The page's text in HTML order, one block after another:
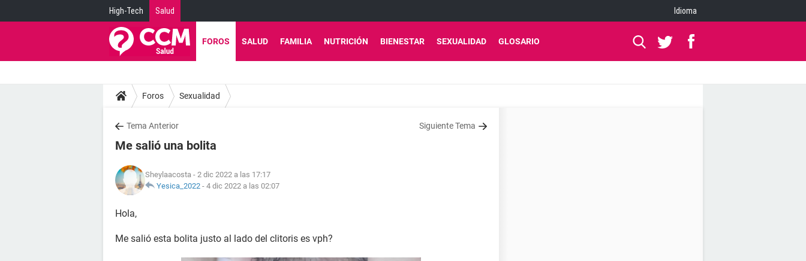
High-Tech Salud Idioma
FOROS SALUD FAMILIA NUTRICIÓN BIENESTAR SEXUALIDAD GLOSARIO
Foros Sexualidad
Tema Anterior Siguiente Tema
Me salió una bolita
Sheylaacosta - 2 dic 2022 a las 17:17
Yesica_2022 - 4 dic 2022 a las 02:07
Hola,
Me salió esta bolita justo al lado del clitoris es vph?